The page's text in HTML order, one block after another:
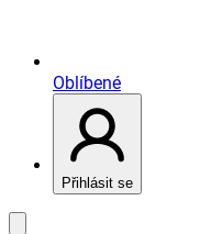
Oblíbené
Přihlásit se